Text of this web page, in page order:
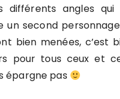
différents angles
second
bien menées, c’est
pour tous ceux et
épargne pas